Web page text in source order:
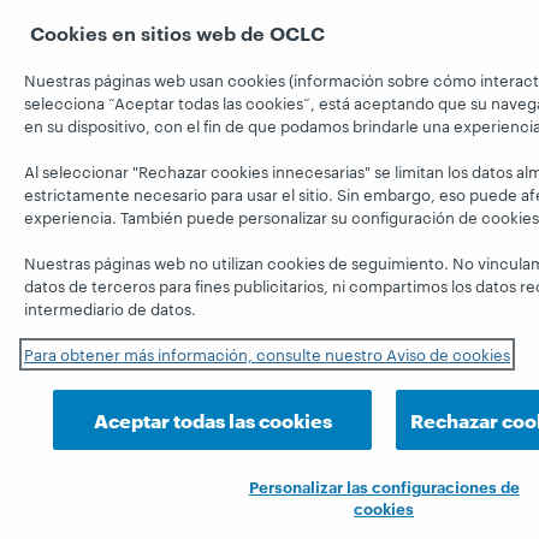
Cookies en sitios web de OCLC
Nuestras páginas web usan cookies (información sobre cómo
selecciona “Aceptar todas las cookies”, está aceptando que su
en su dispositivo, con el fin de que podamos brindarle una
Al seleccionar "Rechazar cookies innecesarias" se limitan los datos
estrictamente necesario para usar el sitio. Sin embargo, eso puede
experiencia. También puede personalizar su configuración de
Nuestras páginas web no utilizan cookies de seguimiento. No
datos de terceros para fines publicitarios, ni compartimos los datos
intermediario de datos.
Para obtener más información, consulte nuestro Aviso de cookies
Aceptar todas las cookies Rechazar
Personalizar las configuraciones de
cookies